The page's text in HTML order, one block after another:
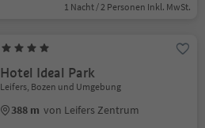
1 Nacht / 2 Personen Inkl. MwSt.
Hotel Ideal Park
Leifers, Bozen und Umgebung
388 m von Leifers Zentrum